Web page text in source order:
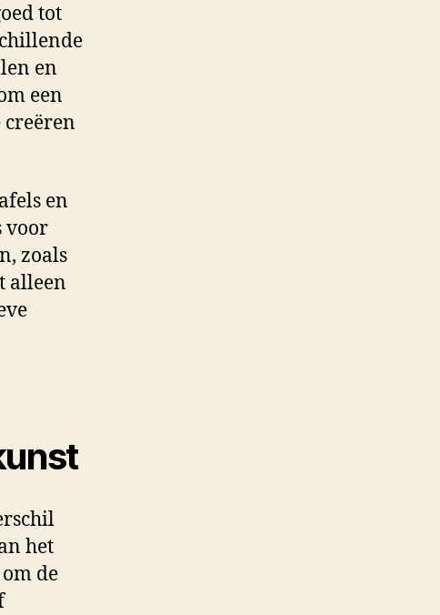
tot
en
een
creëren
en
voor
zoals
alleen
het
de